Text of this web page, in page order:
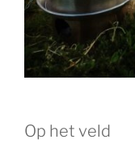
Op het veld